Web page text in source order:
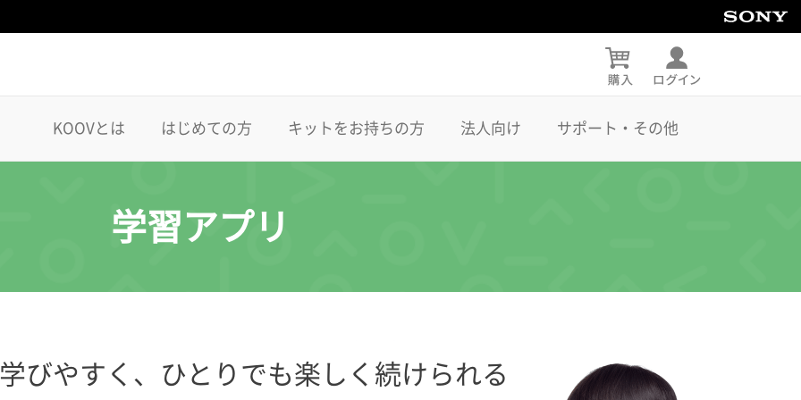
KOOVとは はじめての方 キットをお持ちの方 法人向け サポート・その他
学習アプリ
びやすく、ひとりでも楽しく続けられる